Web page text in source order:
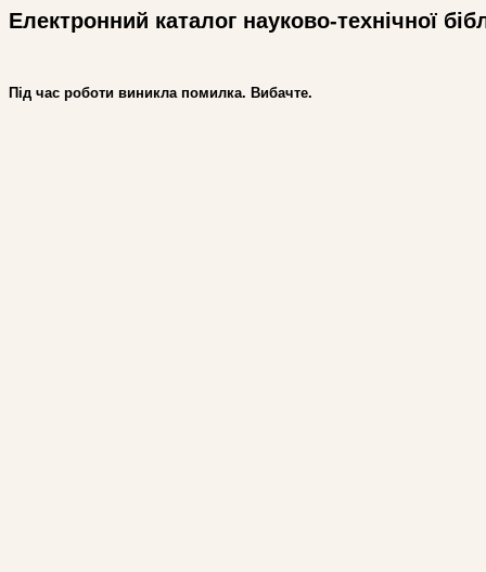
Електронний каталог науково-технічної
Під час роботи виникла помилка. Вибачте.